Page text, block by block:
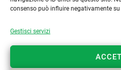
consenso può influire negativamente
Gestisci servizi